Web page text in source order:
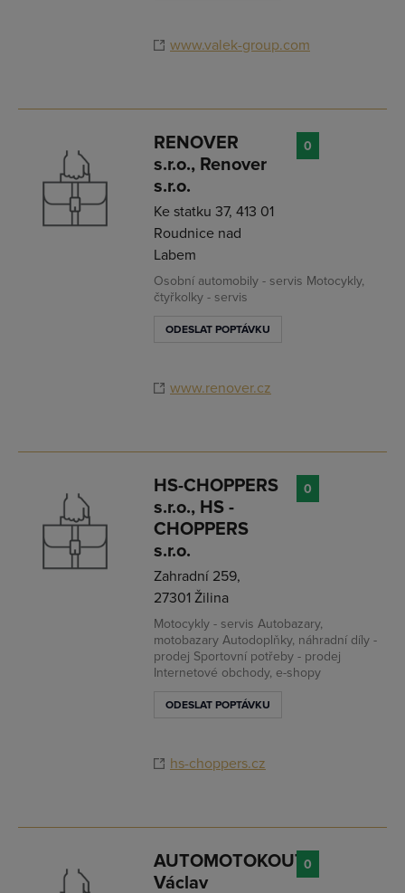
www.valek-group.com
RENOVER
s.r.o., Renover
s.r.o.
Ke statku 37, 413 01
Roudnice nad
Labem
Osobní automobily - servis Motocykly,
čtyřkolky - servis
ODESLAT POPTÁVKU
www.renover.cz
0
HS-CHOPPERS
s.r.o., HS -
CHOPPERS
s.r.o.
Zahradní 259,
27301 Žilina
Motocykly - servis Autobazary,
motobazary Autodoplňky, náhradní díly -
prodej Sportovní potřeby - prodej
Internetové obchody, e-shopy
ODESLAT POPTÁVKU
hs-choppers.cz
0
AUTOMOTOKOUT,
Václav
0